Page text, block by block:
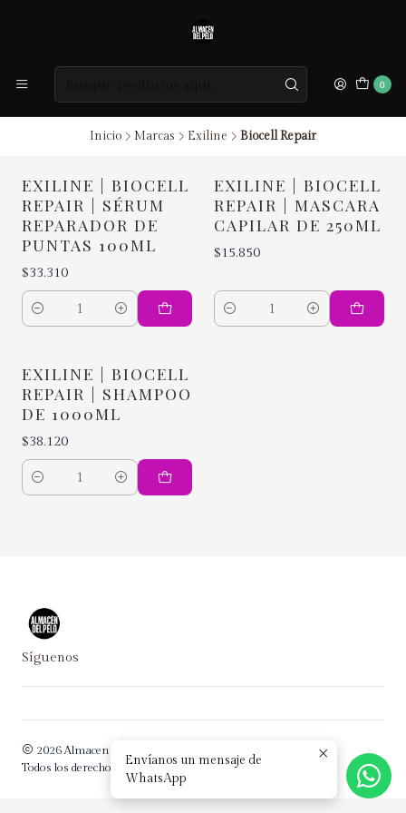
0
Inicio Marcas Exiline Biocell Repair
EXILINE | BIOCELL
REPAIR | SÉRUM
REPARADOR DE
PUNTAS 100ML
$33.310
Cantidad
EXILINE | BIOCELL
REPAIR | MASCARA
CAPILAR DE 250ML
$15.850
Cantidad
EXILINE | BIOCELL
REPAIR | SHAMPOO
DE 1000ML
$38.120
Cantidad
Síguenos
2026 Almacen del Pelo.
Todos los derechos reservados. Desarrollado por Jumpseller
Envíanos un mensaje de
WhatsApp